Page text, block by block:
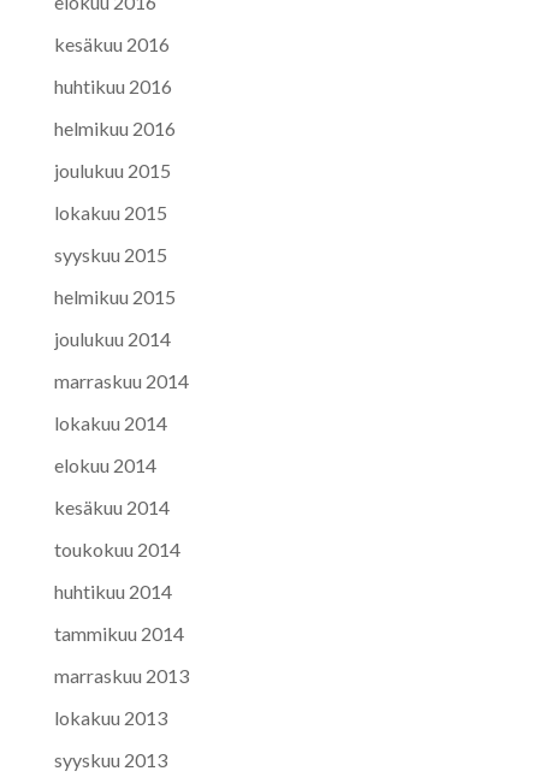
kesäkuu 2016
huhtikuu 2016
helmikuu 2016
joulukuu 2015
lokakuu 2015
syyskuu 2015
helmikuu 2015
joulukuu 2014
marraskuu 2014
lokakuu 2014
elokuu 2014
kesäkuu 2014
toukokuu 2014
huhtikuu 2014
tammikuu 2014
marraskuu 2013
lokakuu 2013
syyskuu 2013